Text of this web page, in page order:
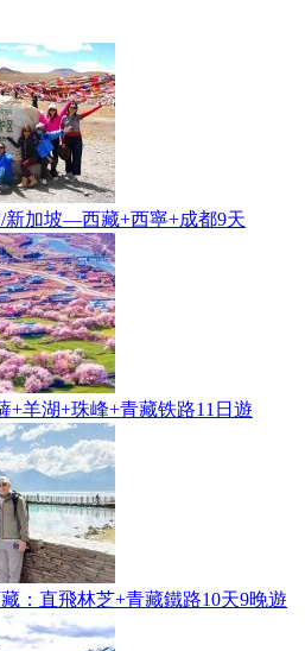
/新加坡—西藏+西寧+成都9天
+羊湖+珠峰+青藏铁路11日遊
：直飛林芝+青藏鐵路10天9晚遊